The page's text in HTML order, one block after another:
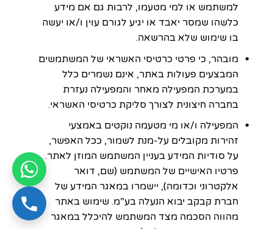
למשתמש או למי מטעמו, לרבות גם אם מידע
כלשהו שמסר יאבד או יגיע לגורם עוין ו/או יעשה
בו שימוש שלא בהרשאה.
מובהר, כי פרטי כרטיסי האשראי של המשתמשים
המבצעים פעולות באתר, אינם נשמרים כלל
במערכת המפעילה מאחר והמפעילה נעזרת
בחברה חיצונית לצורך סליקת כרטיסי האשראי.
המפעילה ו/או מי מטעמה נוקטים באמצעי
זהירות מקובלים על-מנת לשמור, ככל האפשר,
על סודיות המידע בעניין המשתמש המוזן לאתר.
פרטיו האישיים של המשתמש (שם, דואר
אלקטרוני וכדומה), יישמרו במאגר המידע של
חברת קבקב יבוא הנעלה בע”מ. שימוש באתר
מהווה הסכמה מצד המשתמש להיכלל במאגר